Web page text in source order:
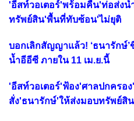
'อีสท์วอเตอร์'พร้อมคืน'ท่อส่งน้
ทรัพย์สิน'พื้นที่ทับซ้อน'ไม่ยุติ
บอกเลิกสัญญาแล้ว! ‘ธนารักษ์’
น้ำอีอีซี ภายใน 11 เม.ย.นี้
'อีสท์วอเตอร์'ฟ้อง'ศาลปกครอ
สั่ง'ธนารักษ์'ให้ส่งมอบทรัพย์สิ